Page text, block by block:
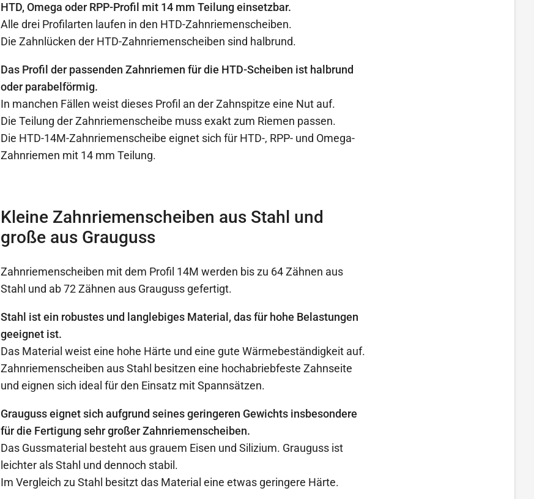
HTD, Omega oder RPP-Profil mit 14 mm Teilung einsetzbar.
Alle drei Profilarten laufen in den HTD-Zahnriemenscheiben.
Die Zahnlücken der HTD-Zahnriemenscheiben sind halbrund.
Das Profil der passenden Zahnriemen für die HTD-Scheiben ist halbrund
oder parabelförmig.
In manchen Fällen weist dieses Profil an der Zahnspitze eine Nut auf.
Die Teilung der Zahnriemenscheibe muss exakt zum Riemen passen.
Die HTD-14M-Zahnriemenscheibe eignet sich für HTD-, RPP- und Omega-
Zahnriemen mit 14 mm Teilung.
Kleine Zahnriemenscheiben aus Stahl und
große aus Grauguss
Zahnriemenscheiben mit dem Profil 14M werden bis zu 64 Zähnen aus
Stahl und ab 72 Zähnen aus Grauguss gefertigt.
Stahl ist ein robustes und langlebiges Material, das für hohe Belastungen
geeignet ist.
Das Material weist eine hohe Härte und eine gute Wärmebeständigkeit auf.
Zahnriemenscheiben aus Stahl besitzen eine hochabriebfeste Zahnseite
und eignen sich ideal für den Einsatz mit Spannsätzen.
Grauguss eignet sich aufgrund seines geringeren Gewichts insbesondere
für die Fertigung sehr großer Zahnriemenscheiben.
Das Gussmaterial besteht aus grauem Eisen und Silizium. Grauguss ist
leichter als Stahl und dennoch stabil.
Im Vergleich zu Stahl besitzt das Material eine etwas geringere Härte.